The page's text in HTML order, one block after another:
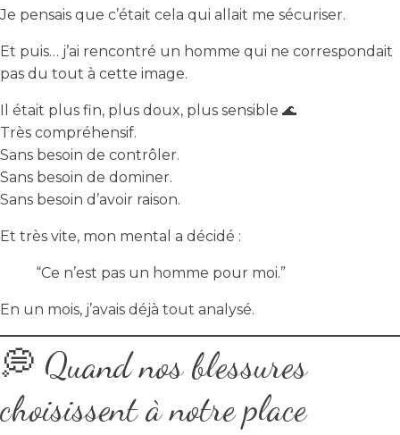
Je pensais que c’était cela qui allait me sécuriser.
Et puis… j’ai rencontré un homme qui ne correspondait
pas du tout à cette image.
Il était plus fin, plus doux, plus sensible 🌊
Très compréhensif.
Sans besoin de contrôler.
Sans besoin de dominer.
Sans besoin d’avoir raison.
Et très vite, mon mental a décidé :
“Ce n’est pas un homme pour moi.”
En un mois, j’avais déjà tout analysé.
💭 Quand nos blessures
choisissent à notre place